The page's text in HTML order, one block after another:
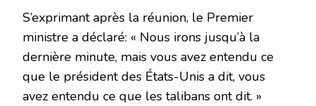
S’exprimant après la réunion, le Premier
ministre a déclaré: « Nous irons jusqu’à la
dernière minute, mais vous avez entendu ce
que le président des États-Unis a dit, vous
avez entendu ce que les talibans ont dit. »